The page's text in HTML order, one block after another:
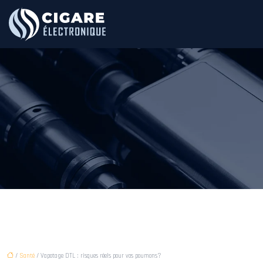
/ Santé / Vapotage DTL : risques réels pour vos poumons?